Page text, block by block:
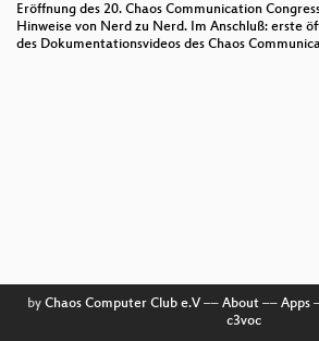
Eröffnung des 20. Chaos Communication
Hinweise von Nerd zu Nerd. Im Anschluß: erste
des Dokumentationsvideos des Chaos
by Chaos Computer Club e.V–– About–– Apps
c3voc